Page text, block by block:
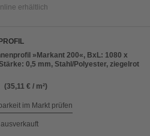
erhältlich
»Markant 200«, BxL: 1080 x
0,5 mm, Stahl/Polyester, ziegelrot
(35,11 € / m²)
im Markt prüfen